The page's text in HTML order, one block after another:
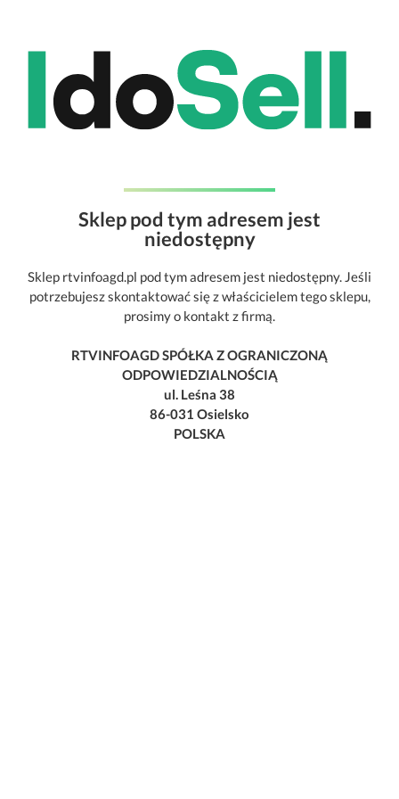
Sklep pod tym adresem jest
niedostępny
Sklep rtvinfoagd.pl pod tym adresem jest niedostępny. Jeśli
potrzebujesz skontaktować się z właścicielem tego sklepu,
prosimy o kontakt z firmą.
RTVINFOAGD SPÓŁKA Z OGRANICZONĄ
ODPOWIEDZIALNOŚCIĄ
ul. Leśna 38
86-031 Osielsko
POLSKA